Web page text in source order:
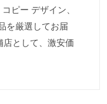
ピー デザイン、
を厳選してお届
として、激安価